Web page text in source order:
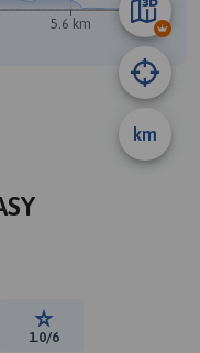
km
5.6 km 7.5 km
Ocena trasy:
1.0/6